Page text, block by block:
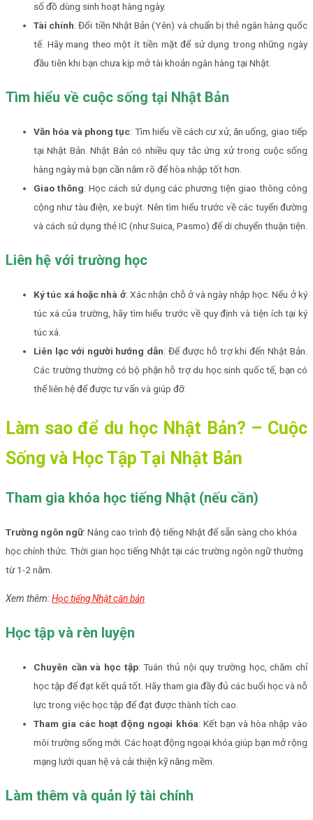
số đồ dùng sinh hoạt hàng ngày.
Tài chính: Đổi tiền Nhật Bản (Yên) và chuẩn bị thẻ ngân hàng quốc
tế. Hãy mang theo một ít tiền mặt để sử dụng trong những ngày
đầu tiên khi bạn chưa kịp mở tài khoản ngân hàng tại Nhật.
Tìm hiểu về cuộc sống tại Nhật Bản
Văn hóa và phong tục: Tìm hiểu về cách cư xử, ăn uống, giao tiếp
tại Nhật Bản. Nhật Bản có nhiều quy tắc ứng xử trong cuộc sống
hàng ngày mà bạn cần nắm rõ để hòa nhập tốt hơn.
Giao thông: Học cách sử dụng các phương tiện giao thông công
cộng như tàu điện, xe buýt. Nên tìm hiểu trước về các tuyến đường
và cách sử dụng thẻ IC (như Suica, Pasmo) để di chuyển thuận tiện.
Liên hệ với trường học
Ký túc xá hoặc nhà ở: Xác nhận chỗ ở và ngày nhập học. Nếu ở ký
túc xá của trường, hãy tìm hiểu trước về quy định và tiện ích tại ký
túc xá.
Liên lạc với người hướng dẫn: Để được hỗ trợ khi đến Nhật Bản.
Các trường thường có bộ phận hỗ trợ du học sinh quốc tế, bạn có
thể liên hệ để được tư vấn và giúp đỡ.
Làm sao để du học Nhật Bản? – Cuộc
Sống và Học Tập Tại Nhật Bản
Tham gia khóa học tiếng Nhật (nếu cần)
Trường ngôn ngữ: Nâng cao trình độ tiếng Nhật để sẵn sàng cho khóa
học chính thức. Thời gian học tiếng Nhật tại các trường ngôn ngữ thường
từ 1-2 năm.
Xem thêm:Học tiếng Nhật căn bản
Học tập và rèn luyện
Chuyên cần và học tập: Tuân thủ nội quy trường học, chăm chỉ
học tập để đạt kết quả tốt. Hãy tham gia đầy đủ các buổi học và nỗ
lực trong việc học tập để đạt được thành tích cao.
Tham gia các hoạt động ngoại khóa: Kết bạn và hòa nhập vào
môi trường sống mới. Các hoạt động ngoại khóa giúp bạn mở rộng
mạng lưới quan hệ và cải thiện kỹ năng mềm.
Làm thêm và quản lý tài chính